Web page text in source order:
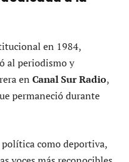
en 1984,
al periodismo y
en Canal Sur Radio,
permaneció durante
como deportiva,